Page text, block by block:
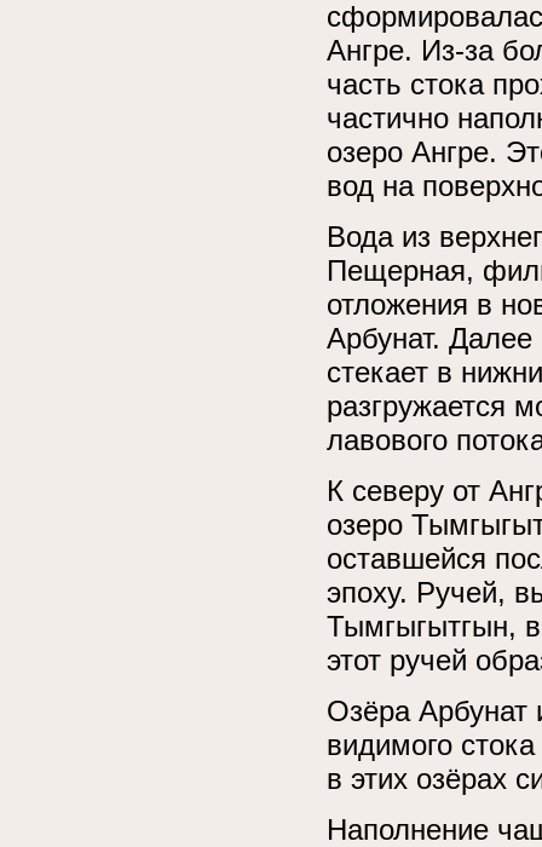
Ангре. Из-за
часть стока
частично
озеро Ангре.
вод на
Вода из
Пещерная,
отложения в
Арбунат.
стекает в
разгружается
лавового
К северу от
озеро
оставшейся
эпоху. Ручей,
Тымгыгытгын,
этот ручей
Озёра Арбунат
видимого
в этих озёрах
Наполнение